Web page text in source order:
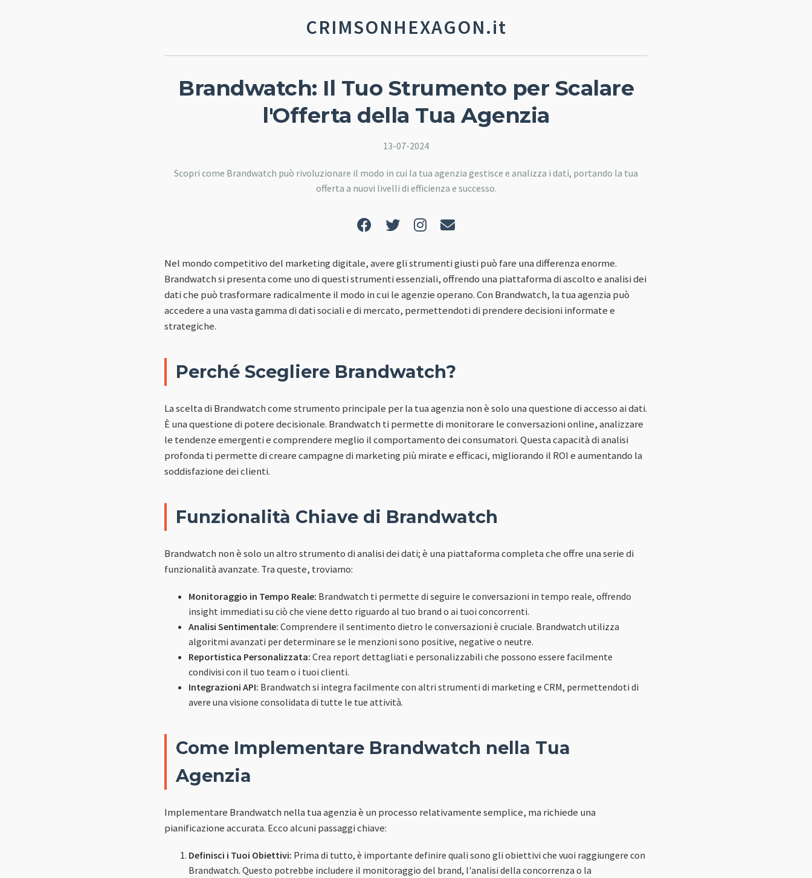
CRIMSONHEXAGON.it
Brandwatch: Il Tuo Strumento per Scalare
l'Offerta della Tua Agenzia
13-07-2024
Scopri come Brandwatch può rivoluzionare il modo in cui la tua agenzia gestisce e analizza i dati, portando la tua
offerta a nuovi livelli di efficienza e successo.
Nel mondo competitivo del marketing digitale, avere gli strumenti giusti può fare una differenza enorme.
Brandwatch si presenta come uno di questi strumenti essenziali, offrendo una piattaforma di ascolto e analisi dei
dati che può trasformare radicalmente il modo in cui le agenzie operano. Con Brandwatch, la tua agenzia può
accedere a una vasta gamma di dati sociali e di mercato, permettendoti di prendere decisioni informate e
strategiche.
Perché Scegliere Brandwatch?
La scelta di Brandwatch come strumento principale per la tua agenzia non è solo una questione di accesso ai dati.
È una questione di potere decisionale. Brandwatch ti permette di monitorare le conversazioni online, analizzare
le tendenze emergenti e comprendere meglio il comportamento dei consumatori. Questa capacità di analisi
profonda ti permette di creare campagne di marketing più mirate e efficaci, migliorando il ROI e aumentando la
soddisfazione dei clienti.
Funzionalità Chiave di Brandwatch
Brandwatch non è solo un altro strumento di analisi dei dati; è una piattaforma completa che offre una serie di
funzionalità avanzate. Tra queste, troviamo:
Monitoraggio in Tempo Reale: Brandwatch ti permette di seguire le conversazioni in tempo reale, offrendo
insight immediati su ciò che viene detto riguardo al tuo brand o ai tuoi concorrenti.
Analisi Sentimentale: Comprendere il sentimento dietro le conversazioni è cruciale. Brandwatch utilizza
algoritmi avanzati per determinare se le menzioni sono positive, negative o neutre.
Reportistica Personalizzata: Crea report dettagliati e personalizzabili che possono essere facilmente
condivisi con il tuo team o i tuoi clienti.
Integrazioni API: Brandwatch si integra facilmente con altri strumenti di marketing e CRM, permettendoti di
avere una visione consolidata di tutte le tue attività.
Come Implementare Brandwatch nella Tua
Agenzia
Implementare Brandwatch nella tua agenzia è un processo relativamente semplice, ma richiede una
pianificazione accurata. Ecco alcuni passaggi chiave:
Definisci i Tuoi Obiettivi: Prima di tutto, è importante definire quali sono gli obiettivi che vuoi raggiungere con
Brandwatch. Questo potrebbe includere il monitoraggio del brand, l'analisi della concorrenza o la